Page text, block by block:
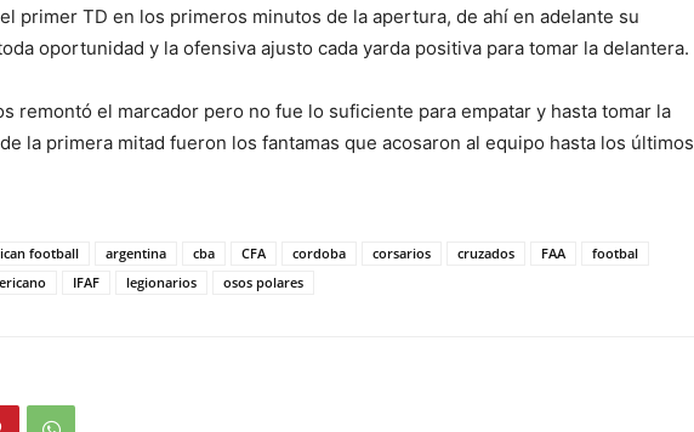
primer TD en los primeros minutos de la apertura, de ahí en adelante su
oportunidad y la ofensiva ajusto cada yarda positiva para tomar la delantera.
remontó el marcador pero no fue lo suficiente para empatar y hasta tomar la
la primera mitad fueron los fantamas que acosaron al equipo hasta los últimos
football argentina cba CFA cordoba corsarios cruzados FAA
footbal
IFAF legionarios osos polares